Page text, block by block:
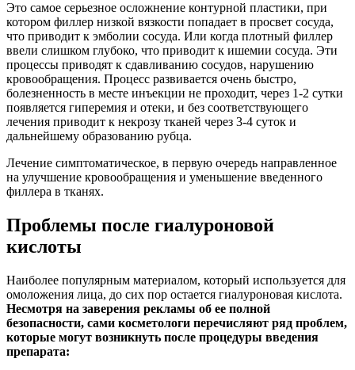
Это самое серьезное осложнение контурной пластики, при
котором филлер низкой вязкости попадает в просвет сосуда,
что приводит к эмболии сосуда. Или когда плотный филлер
ввели слишком глубоко, что приводит к ишемии сосуда. Эти
процессы приводят к сдавливанию сосудов, нарушению
кровообращения. Процесс развивается очень быстро,
болезненность в месте инъекции не проходит, через 1-2 сутки
появляется гиперемия и отеки, и без соответствующего
лечения приводит к некрозу тканей через 3-4 суток и
дальнейшему образованию рубца.
Лечение симптоматическое, в первую очередь направленное
на улучшение кровообращения и уменьшение введенного
филлера в тканях.
Проблемы после гиалуроновой
кислоты
Наиболее популярным материалом, который используется для
омоложения лица, до сих пор остается гиалуроновая кислота.
Несмотря на заверения рекламы об ее полной
безопасности, сами косметологи перечисляют ряд проблем,
которые могут возникнуть после процедуры введения
препарата: